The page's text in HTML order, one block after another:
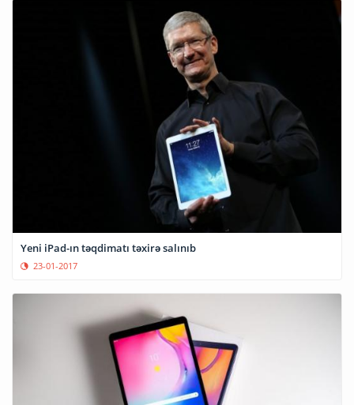
Yeni iPad-ın təqdimatı təxirə salınıb
23-01-2017